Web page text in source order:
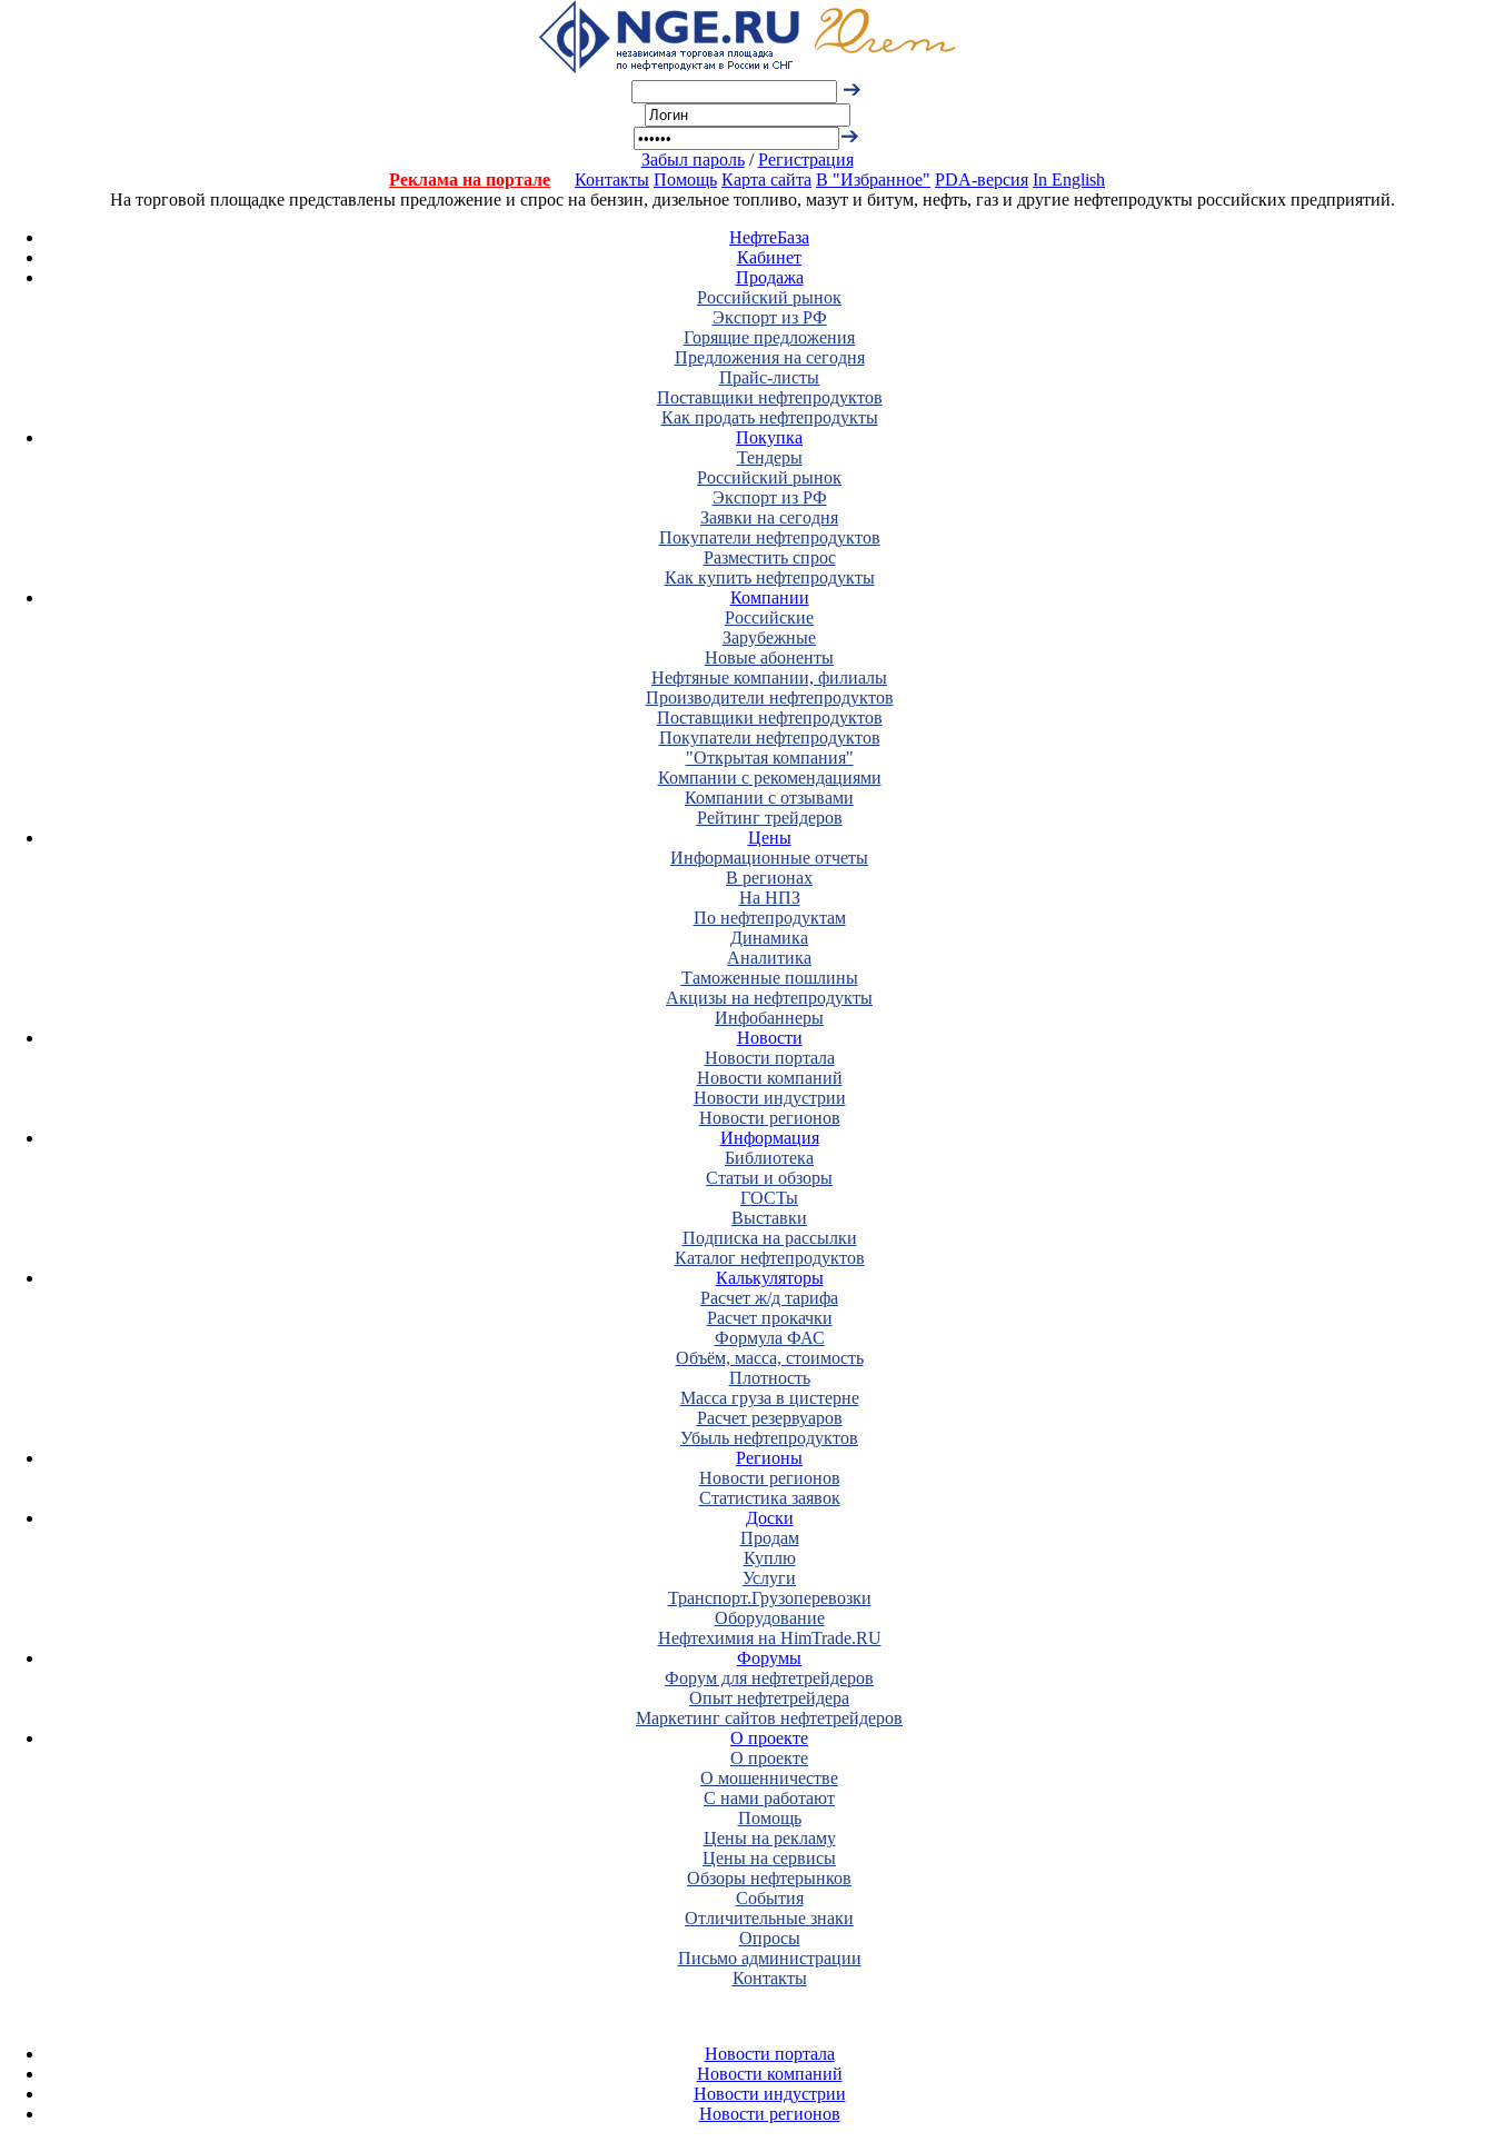
Забыл пароль/Регистрация
Реклама на портале
Контакты Помощь Карта сайта В "Избранное" PDA-версия In English
На торговой площадке представлены предложение и спрос на бензин, дизельное топливо, мазут и битум, нефть, газ и другие нефтепродукты российских предприятий.
НефтеБаза
Кабинет
Продажа
Российский рынок
Экспорт из РФ
Горящие предложения
Предложения на сегодня
Прайс-листы
Поставщики нефтепродуктов
Как продать нефтепродукты
Покупка
Тендеры
Российский рынок
Экспорт из РФ
Заявки на сегодня
Покупатели нефтепродуктов
Разместить спрос
Как купить нефтепродукты
Компании
Российские
Зарубежные
Новые абоненты
Нефтяные компании, филиалы
Производители нефтепродуктов
Поставщики нефтепродуктов
Покупатели нефтепродуктов
"Открытая компания"
Компании с рекомендациями
Компании с отзывами
Рейтинг трейдеров
Цены
Информационные отчеты
В регионах
На НПЗ
По нефтепродуктам
Динамика
Аналитика
Таможенные пошлины
Акцизы на нефтепродукты
Инфобаннеры
Новости
Новости портала
Новости компаний
Новости индустрии
Новости регионов
Информация
Библиотека
Статьи и обзоры
ГОСТы
Выставки
Подписка на рассылки
Каталог нефтепродуктов
Калькуляторы
Расчет ж/д тарифа
Расчет прокачки
Формула ФАС
Объём, масса, стоимость
Плотность
Масса груза в цистерне
Расчет резервуаров
Убыль нефтепродуктов
Регионы
Новости регионов
Статистика заявок
Доски
Продам
Куплю
Услуги
Транспорт.Грузоперевозки
Оборудование
Нефтехимия на HimTrade.RU
Форумы
Форум для нефтетрейдеров
Опыт нефтетрейдера
Маркетинг сайтов нефтетрейдеров
О проекте
О проекте
О мошенничестве
С нами работают
Помощь
Цены на рекламу
Цены на сервисы
Обзоры нефтерынков
События
Отличительные знаки
Опросы
Письмо администрации
Контакты
Новости портала
Новости компаний
Новости индустрии
Новости регионов